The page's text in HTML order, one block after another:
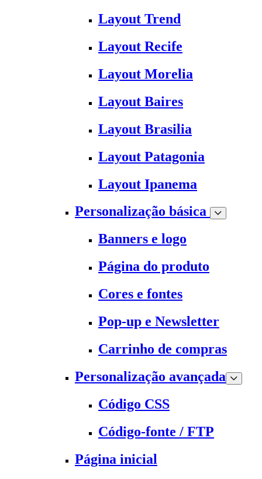
Layout Trend
Layout Recife
Layout Morelia
Layout Baires
Layout Brasilia
Layout Patagonia
Layout Ipanema
Personalização básica
Banners e logo
Página do produto
Cores e fontes
Pop-up e Newsletter
Carrinho de compras
Personalização avançada
Código CSS
Código-fonte / FTP
Página inicial